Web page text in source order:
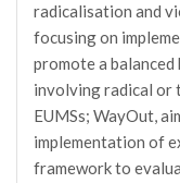
radicalisation and
focusing on
promote a
involving radical or
EUMSs; WayOut,
implementation of
framework to